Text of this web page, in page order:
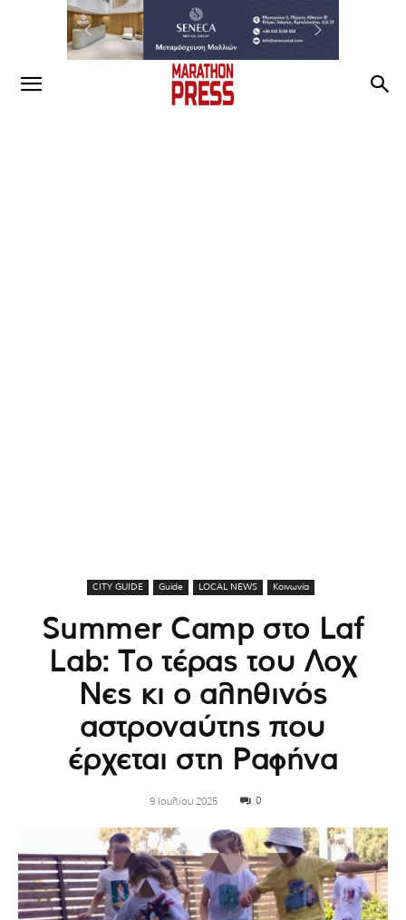
CITY GUIDE Guide LOCAL NEWS Κοινωνία
Summer Camp στο Laf
Lab: Το τέρας του Λοχ
Νες κι ο αληθινός
αστροναύτης που
έρχεται στη Ραφήνα
9 Ιουλίου 2025 0